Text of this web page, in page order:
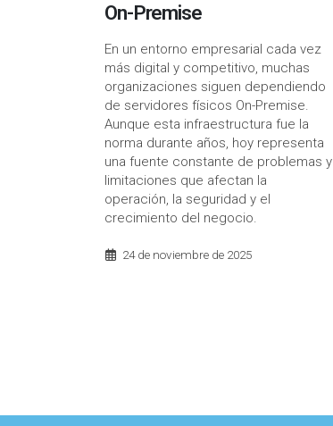
On-Premise
En un entorno empresarial cada vez
más digital y competitivo, muchas
organizaciones siguen dependiendo
de servidores físicos On-Premise.
Aunque esta infraestructura fue la
norma durante años, hoy representa
una fuente constante de problemas y
limitaciones que afectan la
operación, la seguridad y el
crecimiento del negocio.
24 de noviembre de 2025